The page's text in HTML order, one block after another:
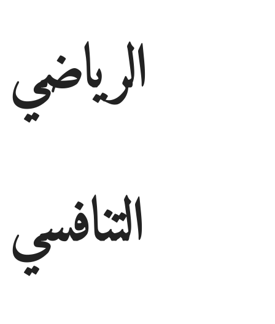
الرياضي
التنافسي